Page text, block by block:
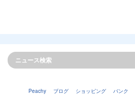
Peachy ブログ ショッピング バンク